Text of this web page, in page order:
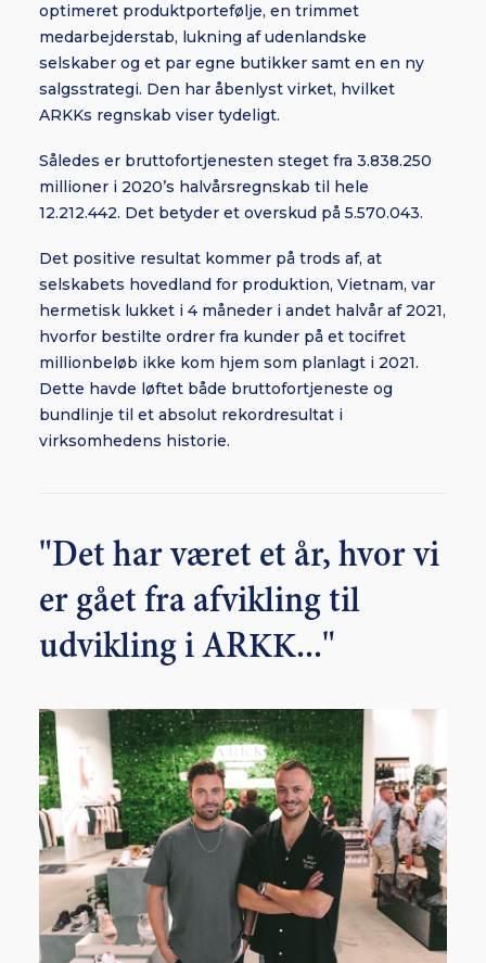
optimeret produktportefølje, en trimmet
medarbejderstab, lukning af udenlandske
selskaber og et par egne butikker samt en en ny
salgsstrategi. Den har åbenlyst virket, hvilket
ARKKs regnskab viser tydeligt.
Således er bruttofortjenesten steget fra 3.838.250
millioner i 2020’s halvårsregnskab til hele
12.212.442. Det betyder et overskud på 5.570.043.
Det positive resultat kommer på trods af, at
selskabets hovedland for produktion, Vietnam, var
hermetisk lukket i 4 måneder i andet halvår af 2021,
hvorfor bestilte ordrer fra kunder på et tocifret
millionbeløb ikke kom hjem som planlagt i 2021.
Dette havde løftet både bruttofortjeneste og
bundlinje til et absolut rekordresultat i
virksomhedens historie.
"Det har været et år, hvor vi
er gået fra afvikling til
udvikling i ARKK..."